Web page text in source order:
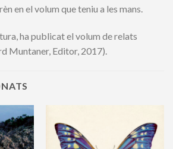
en el volum que teniu a les mans.
ha publicat el volum de relats
Muntaner, Editor, 2017).